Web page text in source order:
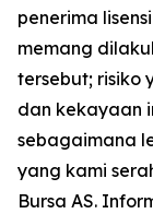
penerima
memang
tersebut; risiko
dan kekayaan
sebagaimana
yang kami
Bursa AS.